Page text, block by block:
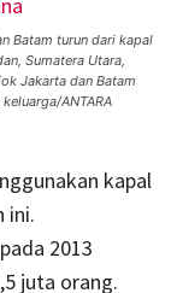
Batam turun dari kapal
Sumatera Utara,
Jakarta dan Batam
ANTARA
kapal
ini.
2013
juta orang.